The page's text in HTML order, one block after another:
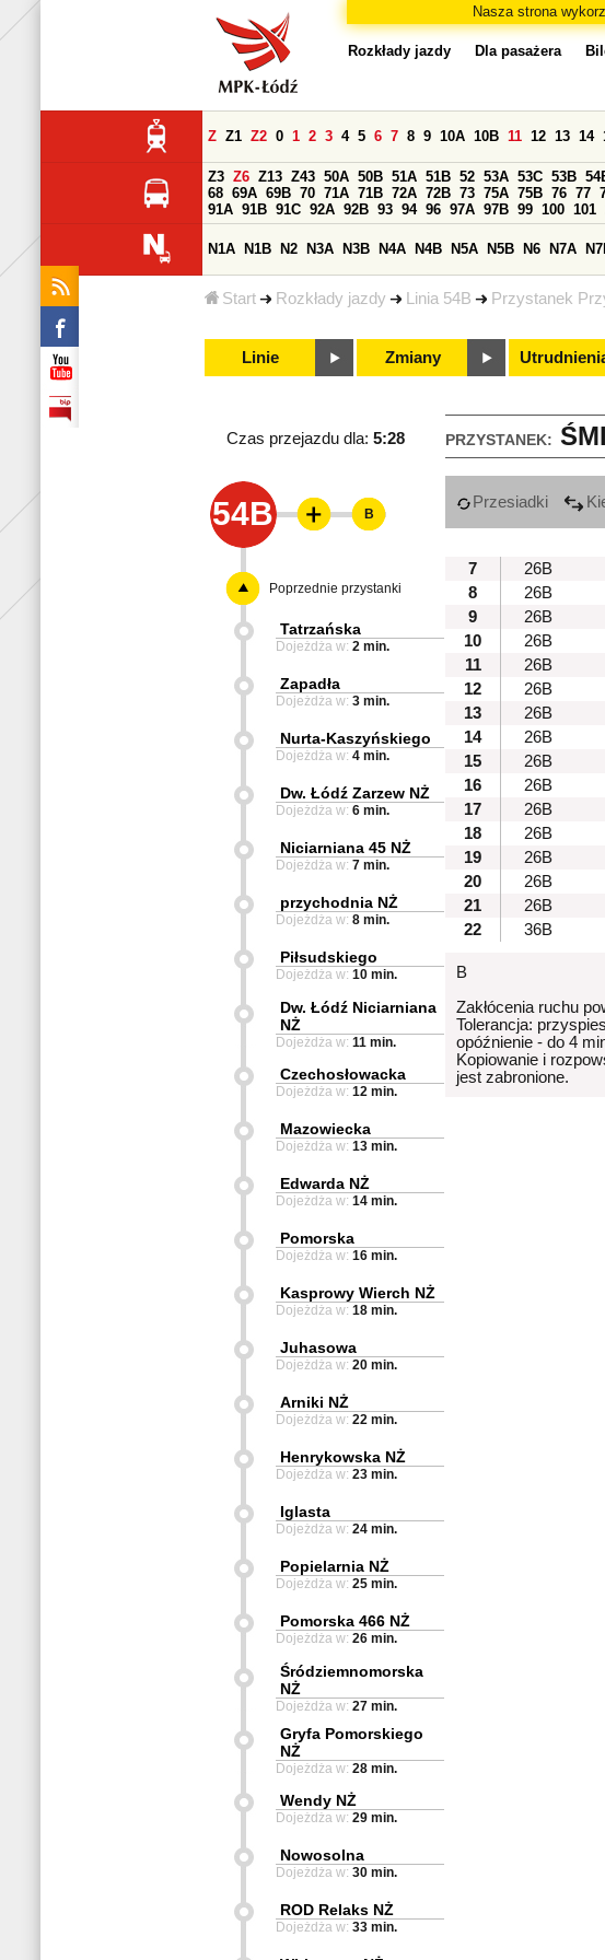
Nasza strona
Start Rozkłady jazdy Linia 54B Przystanek
Rozkłady jazdy Dla pasażera
Z Z1 Z2 0 1 2 3 4 5 6 7 8 9 10A 10B 11 12 13 14
Z3 Z6 Z13 Z43 50A 50B 51A 51B 52 53A 53C 53B
68 69A 69B 70 71A 71B 72A 72B 73 75A 75B 76 77
91A 91B 91C 92A 92B 93 94 96 97A 97B 99 100 101
N1A N1B N2 N3A N3B N4A N4B N5A N5B N6 N7A
Linie Zmiany
PRZYSTANEK:
Czas przejazdu dla: 5:28
54B Przesiadki
7
26B
8
26B
9
26B
10
26B
11
26B
12
26B
13
26B
14
26B
15
26B
16
26B
17
26B
18
26B
19
26B
20
26B
21
26B
22
36B
B
Zakłócenia ruchu
Tolerancja:
opóźnienie - do 4
Kopiowanie i
jest zabronione.
B
Poprzednie przystanki
Tatrzańska
Dojeżdża w: 2 min.
Zapadła
Dojeżdża w: 3 min.
Nurta-Kaszyńskiego
Dojeżdża w: 4 min.
Dw. Łódź Zarzew NŻ
Dojeżdża w: 6 min.
Niciarniana 45 NŻ
Dojeżdża w: 7 min.
przychodnia NŻ
Dojeżdża w: 8 min.
Piłsudskiego
Dojeżdża w: 10 min.
Dw. Łódź Niciarniana
NŻ
Dojeżdża w: 11 min.
Czechosłowacka
Dojeżdża w: 12 min.
Mazowiecka
Dojeżdża w: 13 min.
Edwarda NŻ
Dojeżdża w: 14 min.
Pomorska
Dojeżdża w: 16 min.
Kasprowy Wierch NŻ
Dojeżdża w: 18 min.
Juhasowa
Dojeżdża w: 20 min.
Arniki NŻ
Dojeżdża w: 22 min.
Henrykowska NŻ
Dojeżdża w: 23 min.
Iglasta
Dojeżdża w: 24 min.
Popielarnia NŻ
Dojeżdża w: 25 min.
Pomorska 466 NŻ
Dojeżdża w: 26 min.
Śródziemnomorska
NŻ
Dojeżdża w: 27 min.
Gryfa Pomorskiego
NŻ
Dojeżdża w: 28 min.
Wendy NŻ
Dojeżdża w: 29 min.
Nowosolna
Dojeżdża w: 30 min.
ROD Relaks NŻ
Dojeżdża w: 33 min.